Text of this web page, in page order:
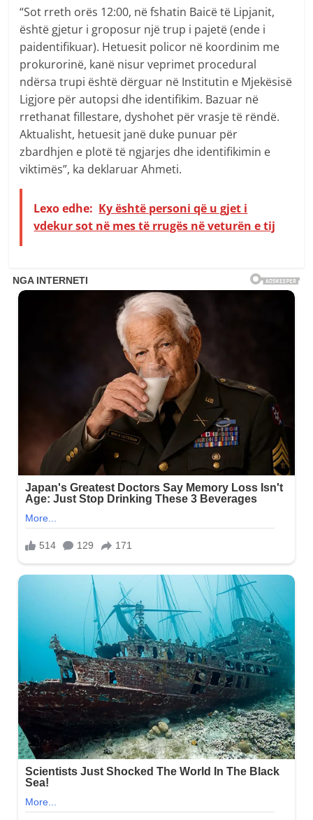
“Sot rreth orës 12:00, në fshatin Baicë të Lipjanit,
është gjetur i groposur një trup i pajetë (ende i
paidentifikuar). Hetuesit policor në koordinim me
prokurorinë, kanë nisur veprimet procedural
ndërsa trupi është dërguar në Institutin e Mjekësisë
Ligjore për autopsi dhe identifikim. Bazuar në
rrethanat fillestare, dyshohet për vrasje të rëndë.
Aktualisht, hetuesit janë duke punuar për
zbardhjen e plotë të ngjarjes dhe identifikimin e
viktimës”, ka deklaruar Ahmeti.
Lexo edhe: Ky është personi që u gjet i
vdekur sot në mes të rrugës në veturën e tij